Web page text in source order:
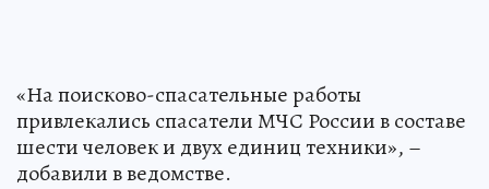
«На поисково-спасательные работы
привлекались спасатели МЧС России в составе
шести человек и двух единиц техники», –
добавили в ведомстве.